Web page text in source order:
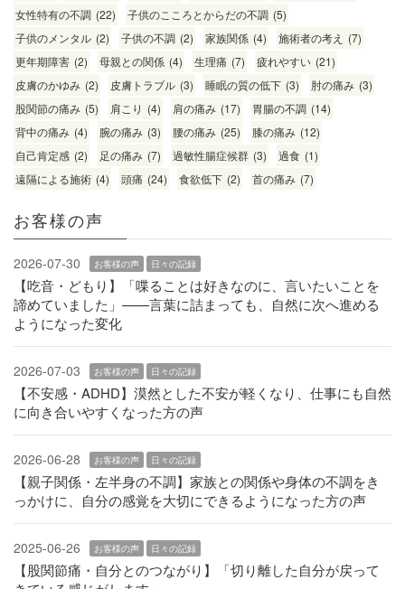
女性特有の不調 (22) 子供のこころとからだの不調 (5)
子供のメンタル (2) 子供の不調 (2) 家族関係 (4) 施術者の考え (7)
更年期障害 (2) 母親との関係 (4) 生理痛 (7) 疲れやすい (21)
皮膚のかゆみ (2) 皮膚トラブル (3) 睡眠の質の低下 (3) 肘の痛み (3)
股関節の痛み (5) 肩こり (4) 肩の痛み (17) 胃腸の不調 (14)
背中の痛み (4) 腕の痛み (3) 腰の痛み (25) 膝の痛み (12)
自己肯定感 (2) 足の痛み (7) 過敏性腸症候群 (3) 過食 (1)
遠隔による施術 (4) 頭痛 (24) 食欲低下 (2) 首の痛み (7)
お客様の声
2026-07-30 お客様の声 日々の記録
【吃音・どもり】「喋ることは好きなのに、言いたいことを
諦めていました」——言葉に詰まっても、自然に次へ進める
ようになった変化
2026-07-03 お客様の声 日々の記録
【不安感・ADHD】漠然とした不安が軽くなり、仕事にも自然
に向き合いやすくなった方の声
2026-06-28 お客様の声 日々の記録
【親子関係・左半身の不調】家族との関係や身体の不調をき
っかけに、自分の感覚を大切にできるようになった方の声
2025-06-26 お客様の声 日々の記録
【股関節痛・自分とのつながり】「切り離した自分が戻って